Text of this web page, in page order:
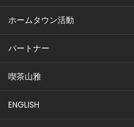
ホームタウン活動
パートナー
喫茶山雅
ENGLISH